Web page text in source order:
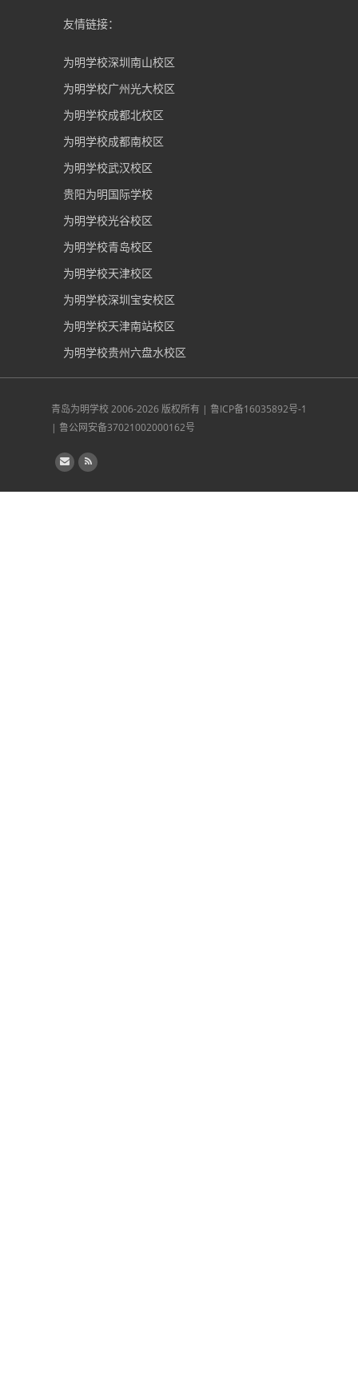
友情链接：
为明学校深圳南山校区
为明学校广州光大校区
为明学校成都北校区
为明学校成都南校区
为明学校武汉校区
贵阳为明国际学校
为明学校光谷校区
为明学校青岛校区
为明学校天津校区
为明学校深圳宝安校区
为明学校天津南站校区
为明学校贵州六盘水校区
青岛为明学校2006-2026 版权所有 | 鲁ICP备16035892号-1
| 鲁公网安备37021002000162号